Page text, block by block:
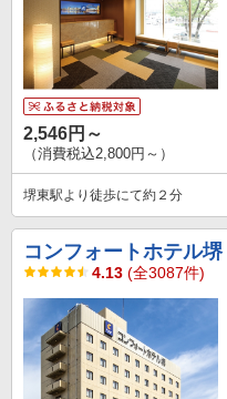
2,546円～
（消費税込2,800円～）
堺東駅より徒歩にて約２分
コンフォートホテル堺
4.13 (全3087件)